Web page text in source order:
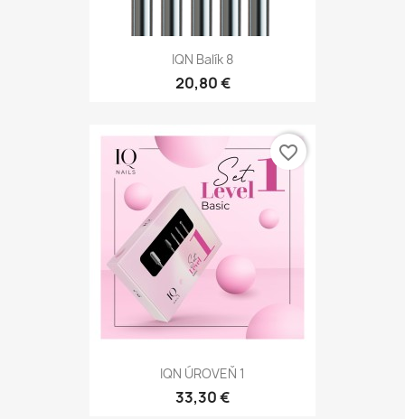
IQN Balík 8
20,80 €
IQN ÚROVEŇ 1
33,30 €
favorite_border